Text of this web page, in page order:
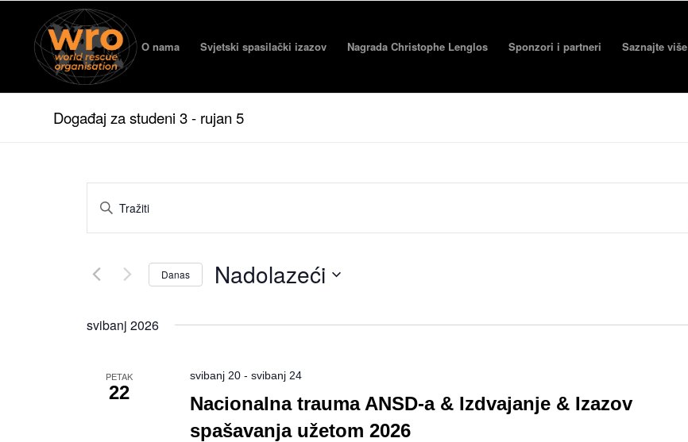
O nama Svjetski spasilački izazov Nagrada Christophe Lenglos Sponzori i partneri Saznajte više
Događaj za studeni 3 - rujan 5
Događaj
Pretražite
i
gledaju
navigaciju
Unesite
ključnu
riječ.
Događaj
po
Danas Nadolazeći
svibanj 2026
PETAK
22
svibanj 20 -svibanj 24
Nacionalna trauma ANSD-a & Izdvajanje & Izazov
spašavanja užetom 2026